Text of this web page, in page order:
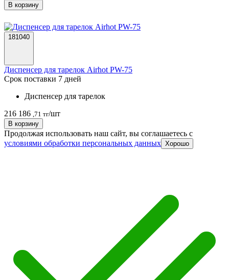
В корзину
181040
Диспенсер для тарелок Airhot PW-75
Срок поставки 7 дней
Диспенсер для тарелок
216 186 ,71 тг/шт
В корзину
Продолжая использовать наш сайт, вы соглашаетесь c
условиями обработки персональных данных Хорошо